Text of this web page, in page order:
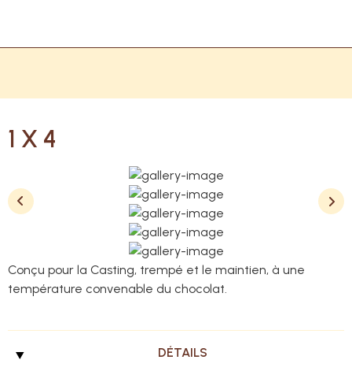
1 X 4
Conçu pour la Casting, trempé et le maintien, à une
température convenable du chocolat.
DÉTAILS